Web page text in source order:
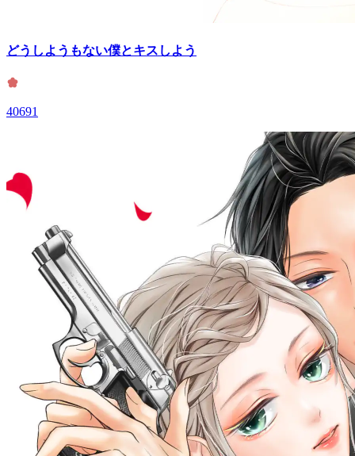
どうしようもない僕とキスしよう
40691